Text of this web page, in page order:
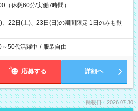
（休憩60分/実働7時間）
、22日(土)、23日(日)の期間限定 1日のみも歓
～50代活躍中 / 服装自由
応募する 詳細へ
掲載日：2026.07.30